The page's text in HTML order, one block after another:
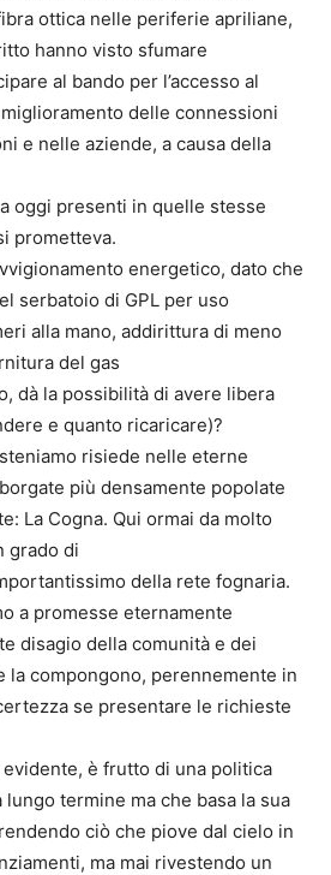
ottica nelle periferie apriliane,
hanno visto sfumare
al bando per l’accesso al
delle connessioni
e nelle aziende, a causa della
oggi presenti in quelle stesse
prometteva.
energetico, dato che
serbatoio di GPL per uso
alla mano, addirittura di meno
del gas
dà la possibilità di avere libera
e quanto ricaricare)?
risiede nelle eterne
più densamente popolate
La Cogna. Qui ormai da molto
grado di
della rete fognaria.
a promesse eternamente
disagio della comunità e dei
la compongono, perennemente in
se presentare le richieste
è frutto di una politica
termine ma che basa la sua
ciò che piove dal cielo in
ma mai rivestendo un